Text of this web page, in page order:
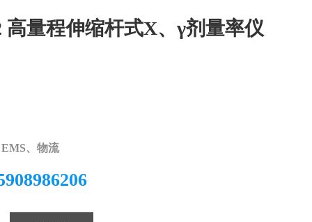
高量程伸缩杆式X、γ剂量率仪
、物流